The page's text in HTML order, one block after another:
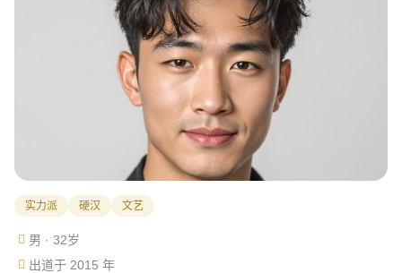
实力派 硬汉 文艺
男 · 32岁
出道于 2015 年